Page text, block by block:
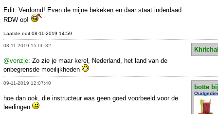
Edit: Verdomd! Even de mijne bekeken en daar staat inderdaad
RDW op!
Laatste edit 08-11-2019 14:59
08-11-2019 15:06:32
@venzje: Zo zie je maar kerel, Nederland, het land van de
onbegrensde moeilijkheden
09-11-2019 12:07:40
botte
hoe dan ook, die instructeur was geen goed voorbeeld voor de
leerlingen